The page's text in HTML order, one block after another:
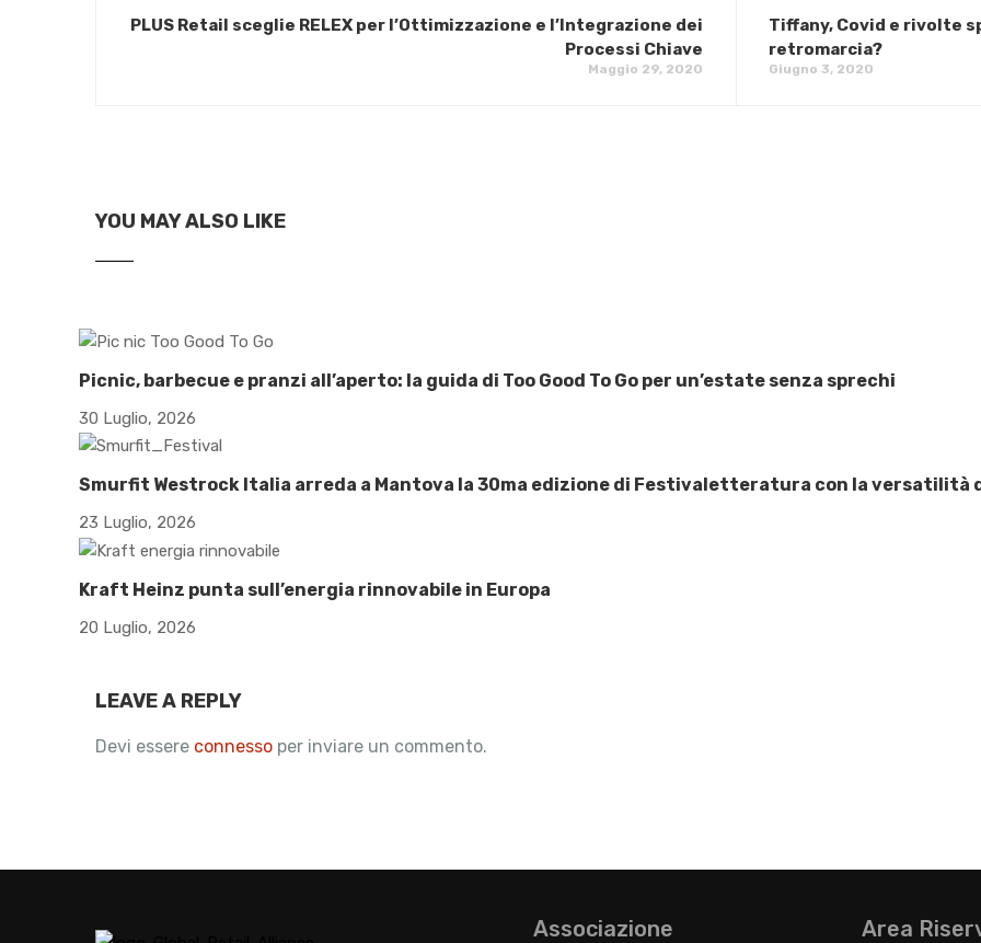
PLUS Retail sceglie RELEX per l’Ottimizzazione e l’Integrazione dei
Processi Chiave
Maggio 29, 2020
Tiffany, Covid e rivolte
retromarcia?
Giugno 3, 2020
YOU MAY ALSO LIKE
Picnic, barbecue e pranzi all’aperto: la guida di Too Good To Go per un’estate senza sprechi
30 Luglio, 2026
Smurfit Westrock Italia arreda a Mantova la 30ma edizione di Festivaletteratura con la versatilità
23 Luglio, 2026
Kraft Heinz punta sull’energia rinnovabile in Europa
20 Luglio, 2026
LEAVE A REPLY
Devi essere connesso per inviare un commento.
Associazione Area